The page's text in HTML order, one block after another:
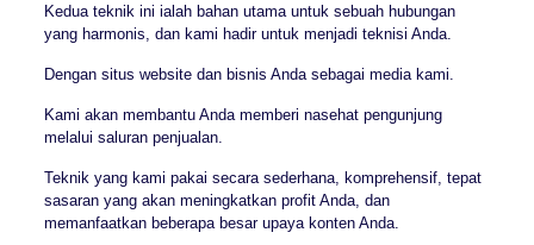
Kedua teknik ini ialah bahan utama untuk sebuah hubungan
yang harmonis, dan kami hadir untuk menjadi teknisi Anda.
Dengan situs website dan bisnis Anda sebagai media kami.
Kami akan membantu Anda memberi nasehat pengunjung
melalui saluran penjualan.
Teknik yang kami pakai secara sederhana, komprehensif, tepat
sasaran yang akan meningkatkan profit Anda, dan
memanfaatkan beberapa besar upaya konten Anda.